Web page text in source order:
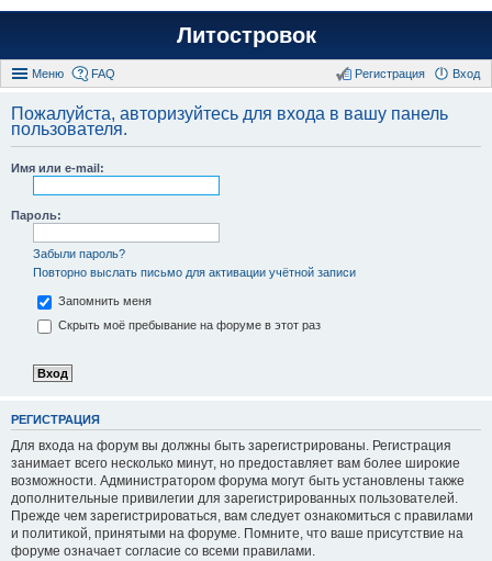
Литостровок
Меню FAQ Вход
Регистрация
Пожалуйста, авторизуйтесь для входа в вашу панель
пользователя.
Имя или e-mail:
Пароль:
Забыли пароль?
Повторно выслать письмо для активации учётной записи
Запомнить меня
Скрыть моё пребывание на форуме в этот раз
РЕГИСТРАЦИЯ
Для входа на форум вы должны быть зарегистрированы. Регистрация
занимает всего несколько минут, но предоставляет вам более широкие
возможности. Администратором форума могут быть установлены также
дополнительные привилегии для зарегистрированных пользователей.
Прежде чем зарегистрироваться, вам следует ознакомиться с правилами
и политикой, принятыми на форуме. Помните, что ваше присутствие на
форуме означает согласие со всеми правилами.